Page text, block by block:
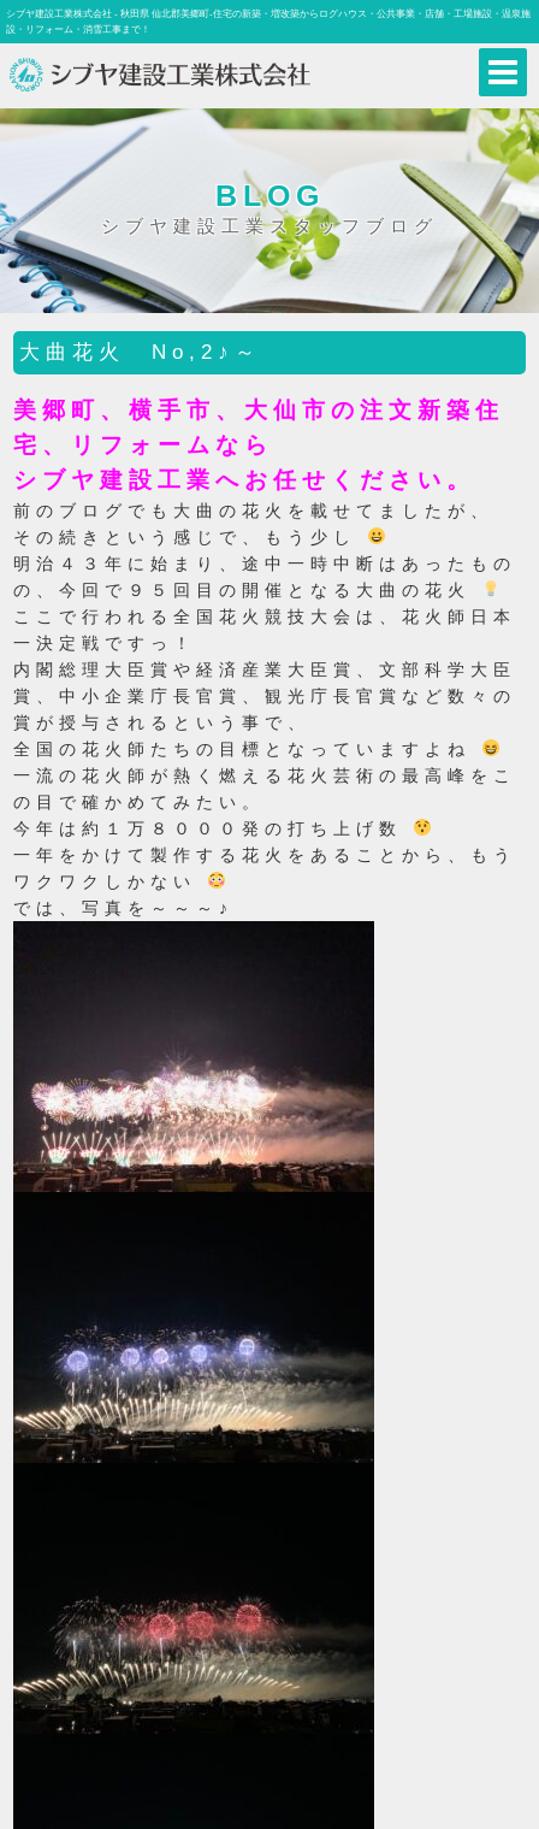
シブヤ建設工業株式会社 - 秋田県 仙北郡美郷町-住宅の新築・増改築からログハウス・公共事業・店舗・工場施設・温泉施
設・リフォーム・消雪工事まで！
BLOG
シブヤ建設工業スタッフブログ
大曲花火 No,2♪～
美郷町、横手市、大仙市の注文新築住
宅、リフォームなら
シブヤ建設工業へお任せください。
前のブログでも大曲の花火を載せてましたが、
その続きという感じで、もう少し
明治４３年に始まり、途中一時中断はあったもの
の、今回で９５回目の開催となる大曲の花火
ここで行われる全国花火競技大会は、花火師日本
一決定戦ですっ！
内閣総理大臣賞や経済産業大臣賞、文部科学大臣
賞、中小企業庁長官賞、観光庁長官賞など数々の
賞が授与されるという事で、
全国の花火師たちの目標となっていますよね
一流の花火師が熱く燃える花火芸術の最高峰をこ
の目で確かめてみたい。
今年は約１万８０００発の打ち上げ数
一年をかけて製作する花火をあることから、もう
ワクワクしかない
では、写真を～～～♪